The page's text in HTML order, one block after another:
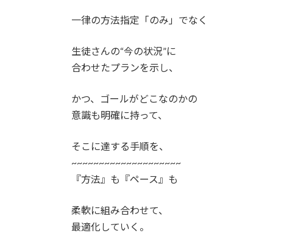
一律の方法指定「のみ」でなく
生徒さんの“今の状況”に
合わせたプランを示し、
かつ、ゴールがどこなのかの
意識も明確に持って、
そこに達する手順を、
~~~~~~~~~~~~~~~~~~~~
『方法』も『ペース』も
柔軟に組み合わせて、
最適化していく。